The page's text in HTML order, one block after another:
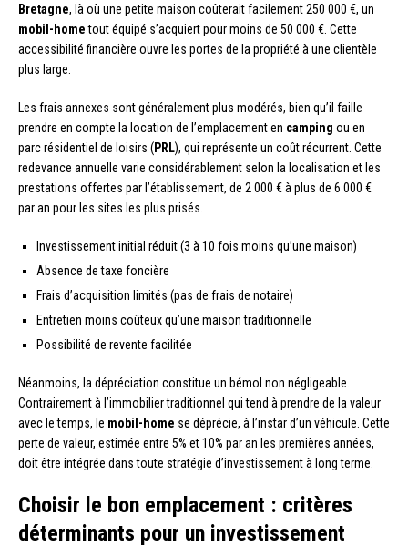
Bretagne, là où une petite maison coûterait facilement 250 000 €, un
mobil-hometout équipé s’acquiert pour moins de 50 000 €. Cette
accessibilité financière ouvre les portes de la propriété à une clientèle
plus large.
Les frais annexes sont généralement plus modérés, bien qu’il faille
prendre en compte la location de l’emplacement en camping ou en
parc résidentiel de loisirs (PRL), qui représente un coût récurrent. Cette
redevance annuelle varie considérablement selon la localisation et les
prestations offertes par l’établissement, de 2 000 € à plus de 6 000 €
par an pour les sites les plus prisés.
Investissement initial réduit (3 à 10 fois moins qu’une maison)
Absence de taxe foncière
Frais d’acquisition limités (pas de frais de notaire)
Entretien moins coûteux qu’une maison traditionnelle
Possibilité de revente facilitée
Néanmoins, la dépréciation constitue un bémol non négligeable.
Contrairement à l’immobilier traditionnel qui tend à prendre de la valeur
avec le temps, le mobil-home se déprécie, à l’instar d’un véhicule. Cette
perte de valeur, estimée entre 5% et 10% par an les premières années,
doit être intégrée dans toute stratégie d’investissement à long terme.
Choisir le bon emplacement : critères
déterminants pour un investissement